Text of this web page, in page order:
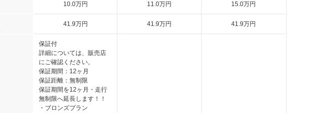
10.0万円 11.0万円 15.0万円
41.9万円 41.9万円 41.9万円
保証付
詳細については、販売店
にご確認ください。
保証期間：12ヶ月
保証距離：無制限
保証期間を12ヶ月・走行
無制限へ延長します！！
・ブロンズプラン